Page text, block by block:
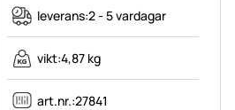
leverans:2 - 5 vardagar
vikt:4,87 kg
art.nr.:27841